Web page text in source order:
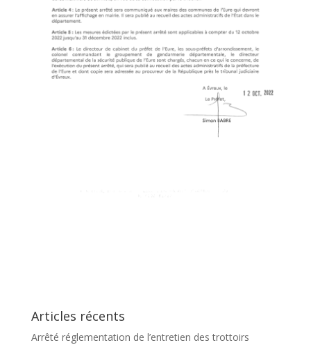
Articles récents
Arrêté réglementation de l’entretien des trottoirs